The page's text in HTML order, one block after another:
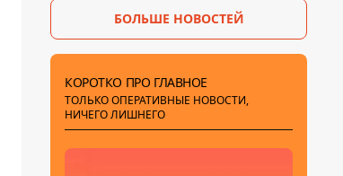
БОЛЬШЕ НОВОСТЕЙ
КОРОТКО ПРО ГЛАВНОЕ
ТОЛЬКО ОПЕРАТИВНЫЕ НОВОСТИ,
НИЧЕГО ЛИШНЕГО